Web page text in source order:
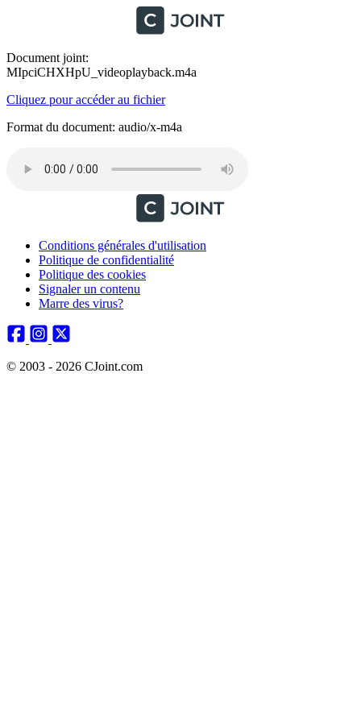
Document joint:
MIpciCHXHpU_videoplayback.m4a
Cliquez pour accéder au fichier
Format du document: audio/x-m4a
Conditions générales d'utilisation
Politique de confidentialité
Politique des cookies
Signaler un contenu
Marre des virus?
© 2003 - 2026 CJoint.com